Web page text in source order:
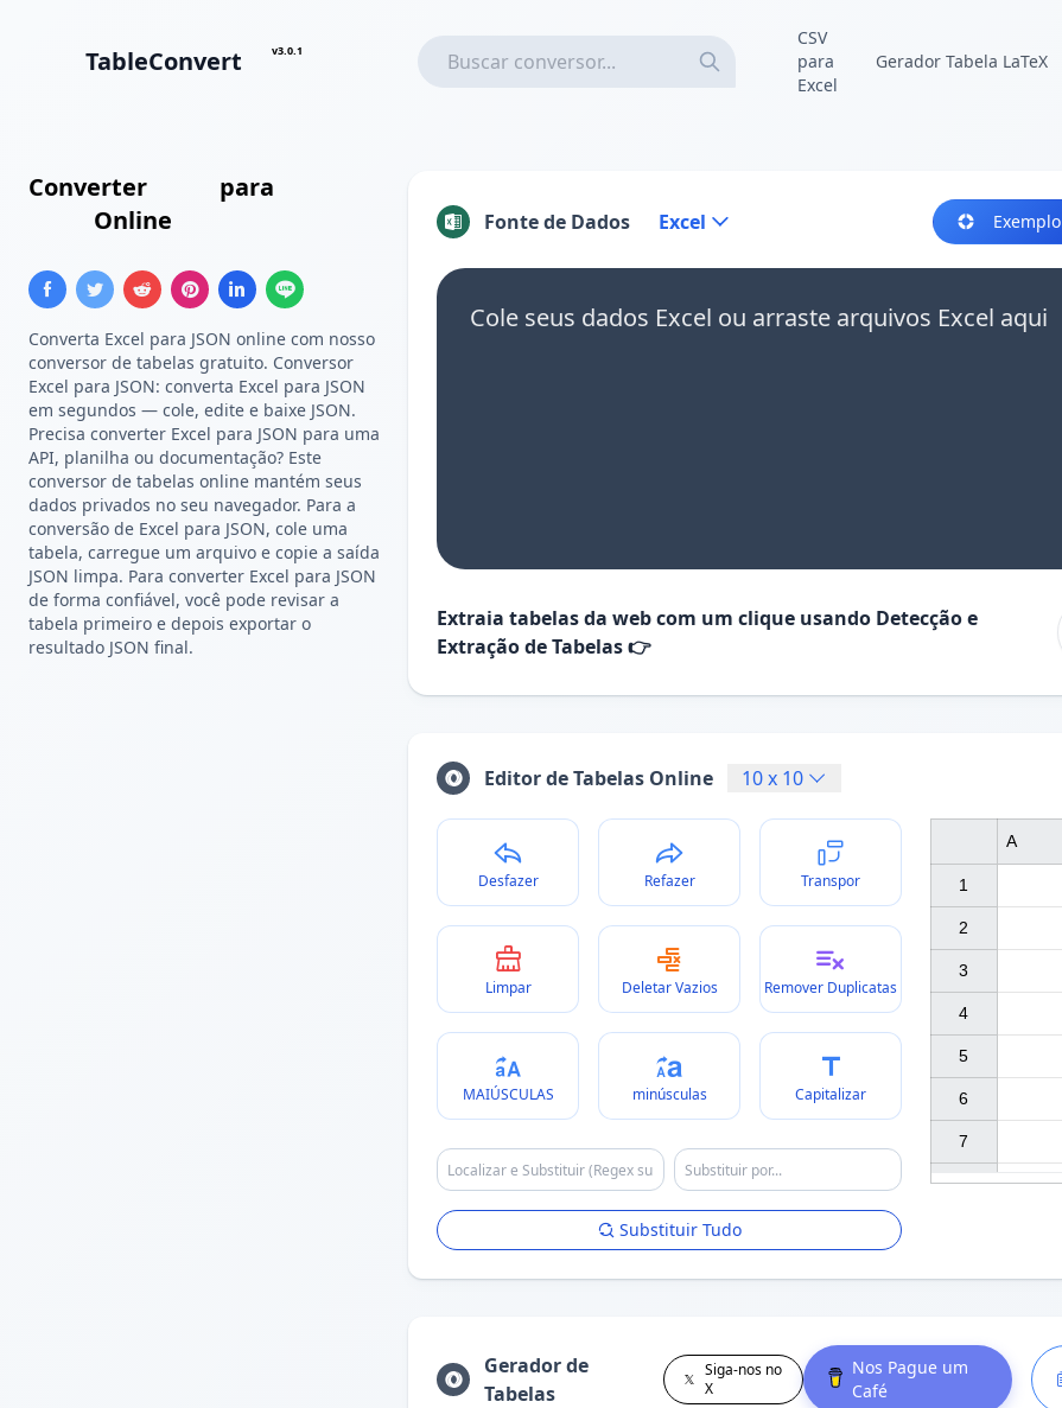
TableConvert v3.0.1
CSV
para
Excel
Gerador Tabela LaTeX
Converter para
Online
Converta Excel para JSON online com nosso
conversor de tabelas gratuito. Conversor
Excel para JSON: converta Excel para JSON
em segundos — cole, edite e baixe JSON.
Precisa converter Excel para JSON para uma
API, planilha ou documentação? Este
conversor de tabelas online mantém seus
dados privados no seu navegador. Para a
conversão de Excel para JSON, cole uma
tabela, carregue um arquivo e copie a saída
JSON limpa. Para converter Excel para JSON
de forma confiável, você pode revisar a
tabela primeiro e depois exportar o
resultado JSON final.
Fonte de Dados Excel Exemplo
Cole seus dados Excel ou arraste arquivos Excel aqui
Extraia tabelas da web com um clique usando Detecção e
Extração de Tabelas 👉
Editor de Tabelas Online 10x 10
Desfazer Refazer Transpor
Limpar Deletar Vazios Remover Duplicatas
MAIÚSCULAS minúsculas Capitalizar
Substituir Tudo
1
2
3
4
5
6
7
A
Gerador de
Tabelas
Siga-nos no
X
Nos Pague um
Café